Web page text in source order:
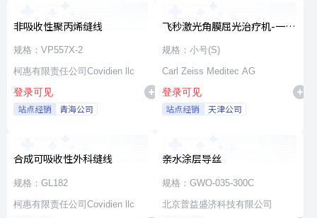
非吸收性聚丙烯缝线
规格：VP557X-2
柯惠有限责任公司Covidien llc
登录可见
站点经销 青海公司
飞秒激光角膜屈光治疗机-一次
性使用无菌治疗包
规格：小号(S)
Carl Zeiss Meditec AG
登录可见
站点经销 天津公司
合成可吸收性外科缝线
规格：GL182
柯惠有限责任公司Covidien llc
亲水涂层导丝
规格：GWO-035-300C
北京普益盛济科技有限公司